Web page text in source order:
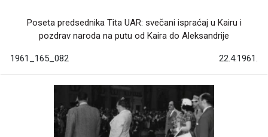
Poseta predsednika Tita UAR: svečani ispraćaj u Kairu i
pozdrav naroda na putu od Kaira do Aleksandrije
1961_165_082 22.4.1961.